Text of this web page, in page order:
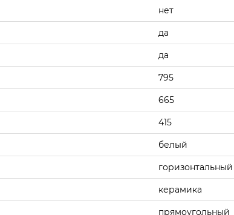
нет
да
да
795
665
415
белый
керамика
прямоугольный